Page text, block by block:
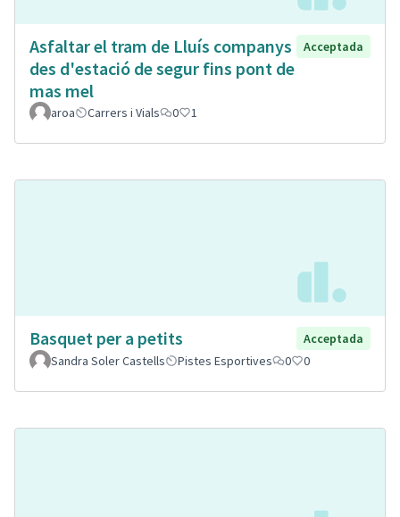
Asfaltar el tram de Lluís companys
des d'estació de segur fins pont de
mas mel
Acceptada
aroa Carrers i Vials 0 1
Basquet per a petits
Acceptada
Sandra Soler Castells
Pistes Esportives 0 0